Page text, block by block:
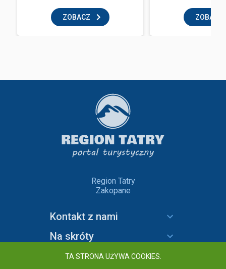
ZOBACZ ZOBACZ
Region Tatry
Zakopane
Kontakt z nami
Na skróty
Informacje
TA STRONA UŻYWA COOKIES.